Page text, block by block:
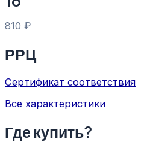
810 ₽
РРЦ
Сертификат соответствия
Все характеристики
Где купить?